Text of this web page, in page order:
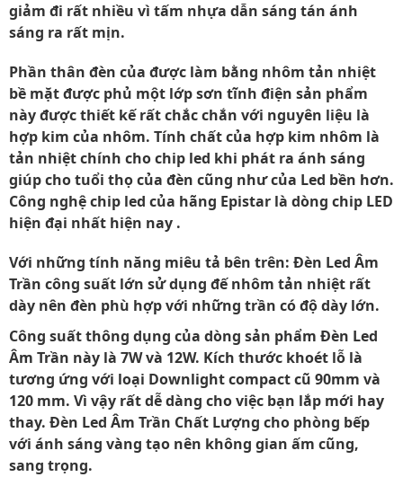
giảm đi rất nhiều vì tấm nhựa dẫn sáng tán ánh
sáng ra rất mịn.
Phần thân đèn của được làm bằng nhôm tản nhiệt
bề mặt được phủ một lớp sơn tĩnh điện sản phẩm
này được thiết kế rất chắc chắn với nguyên liệu là
hợp kim của nhôm. Tính chất của hợp kim nhôm là
tản nhiệt chính cho chip led khi phát ra ánh sáng
giúp cho tuổi thọ của đèn cũng như của Led bền hơn.
Công nghệ chip led của hãng Epistar là dòng chip LED
hiện đại nhất hiện nay .
Với những tính năng miêu tả bên trên: Đèn Led Âm
Trần công suất lớn sử dụng đế nhôm tản nhiệt rất
dày nên đèn phù hợp với những trần có độ dày lớn.
Công suất thông dụng của dòng sản phẩm Đèn Led
Âm Trần này là 7W và 12W. Kích thước khoét lỗ là
tương ứng với loại Downlight compact cũ 90mm và
120 mm. Vì vậy rất dễ dàng cho việc bạn lắp mới hay
thay. Đèn Led Âm Trần Chất Lượng cho phòng bếp
với ánh sáng vàng tạo nên không gian ấm cũng,
sang trọng.